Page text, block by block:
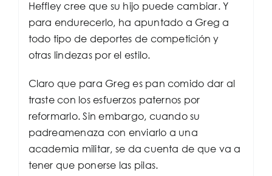
Heffley cree que su hijo puede cambiar. Y
para endurecerlo, ha apuntado a Greg a
todo tipo de deportes de competición y
otras lindezas por el estilo.
Claro que para Greg es pan comido dar al
traste con los esfuerzos paternos por
reformarlo. Sin embargo, cuando su
padreamenaza con enviarlo a una
academia militar, se da cuenta de que va a
tener que ponerse las pilas.